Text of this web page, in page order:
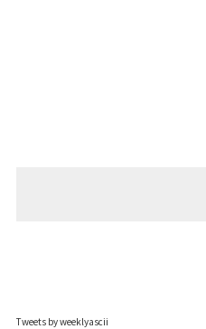
Tweets by weeklyascii